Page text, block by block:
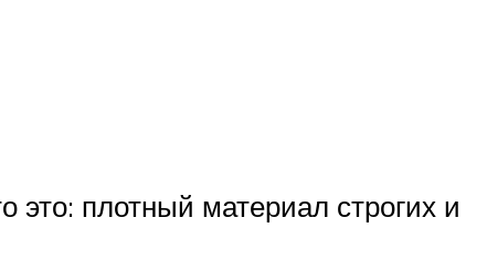
это: плотный материал строгих и